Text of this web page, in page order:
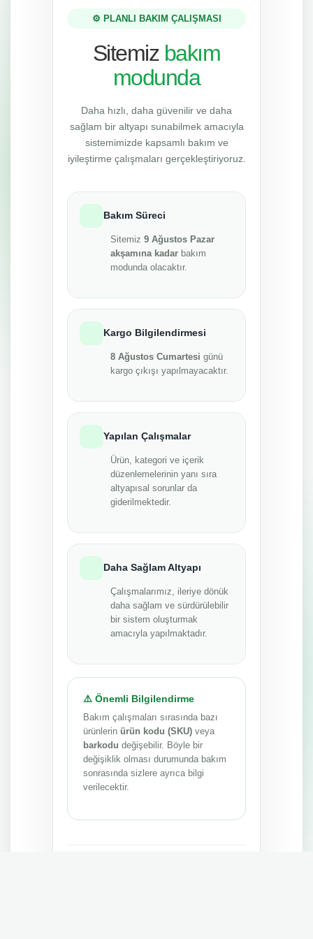
⚙️ PLANLI BAKIM ÇALIŞMASI
Sitemiz bakım
modunda
Daha hızlı, daha güvenilir ve daha
sağlam bir altyapı sunabilmek amacıyla
sistemimizde kapsamlı bakım ve
iyileştirme çalışmaları gerçekleştiriyoruz.
Bakım Süreci
Sitemiz 9 Ağustos Pazar
akşamına kadar bakım
modunda olacaktır.
Kargo Bilgilendirmesi
8 Ağustos Cumartesi günü
kargo çıkışı yapılmayacaktır.
Yapılan Çalışmalar
Ürün, kategori ve içerik
düzenlemelerinin yanı sıra
altyapısal sorunlar da
giderilmektedir.
Daha Sağlam Altyapı
Çalışmalarımız, ileriye dönük
daha sağlam ve sürdürülebilir
bir sistem oluşturmak
amacıyla yapılmaktadır.
⚠️ Önemli Bilgilendirme
Bakım çalışmaları sırasında bazı
ürünlerin ürün kodu (SKU) veya
barkodu değişebilir. Böyle bir
değişiklik olması durumunda bakım
sonrasında sizlere ayrıca bilgi
verilecektir.